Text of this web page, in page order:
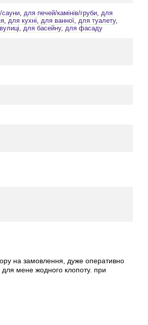
сауни, для печей/камінів/груби, для
, для кухні, для ванної, для туалету,
, для басейну, для фасаду
на замовлення, дуже оперативно
для мене жодного клопоту. при